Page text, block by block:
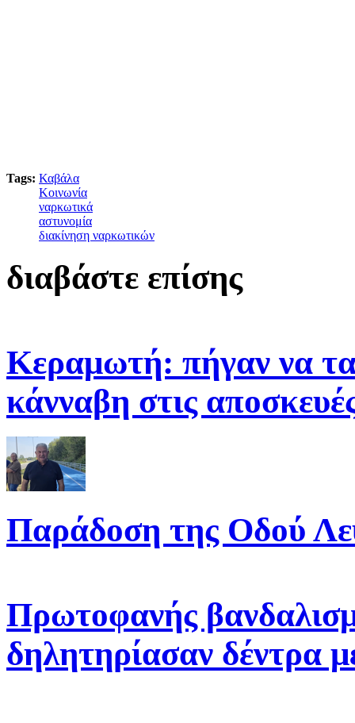
Tags: Καβάλα
Κοινωνία
ναρκωτικά
αστυνομία
διακίνηση ναρκωτικών
διαβάστε επίσης
Κεραμωτή: πήγαν να
κάνναβη στις
Παράδοση της Οδού
Πρωτοφανής
δηλητηρίασαν δέντρα